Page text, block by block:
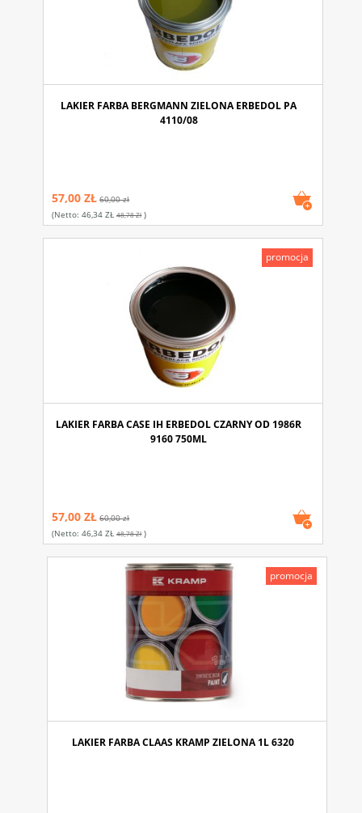
LAKIER FARBA BERGMANN ZIELONA ERBEDOL PA
4110/08
57,00 ZŁ 60,00 zł
(netto:46,34 ZŁ 48,78 Zł)
LAKIER FARBA CASE IH ERBEDOL CZARNY OD 1986R
9160 750ML
57,00 ZŁ 60,00 zł
(netto:46,34 ZŁ 48,78 Zł)
promocja
LAKIER FARBA CLAAS KRAMP ZIELONA 1L 6320
promocja